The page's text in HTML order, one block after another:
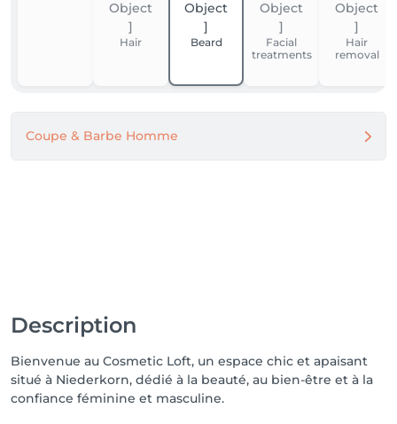
Hair Beard
Facial
treatments
Hair
removal
Coupe & Barbe Homme
Description
Bienvenue au Cosmetic Loft, un espace chic et apaisant
situé à Niederkorn, dédié à la beauté, au bien-être et à la
confiance féminine et masculine.